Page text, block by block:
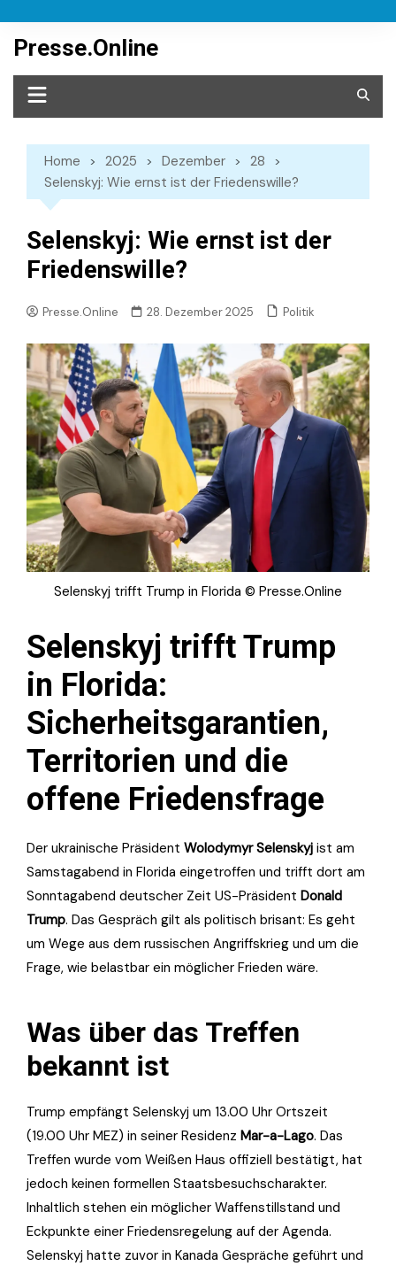
content
Presse.Online
Home 2025 Dezember
28
Selenskyj: Wie ernst ist der Friedenswille?
Selenskyj: Wie ernst ist der
Friedenswille?
Presse.Online 28. Dezember 2025 Politik
Selenskyj trifft Trump in Florida © Presse.Online
Selenskyj trifft Trump
in Florida:
Sicherheitsgarantien,
Territorien und die
offene Friedensfrage
Der ukrainische Präsident Wolodymyr Selenskyj ist am
Samstagabend in Florida eingetroffen und trifft dort am
Sonntagabend deutscher Zeit US-Präsident Donald
Trump. Das Gespräch gilt als politisch brisant: Es geht
um Wege aus dem russischen Angriffskrieg und um die
Frage, wie belastbar ein möglicher Frieden wäre.
Was über das Treffen
bekannt ist
Trump empfängt Selenskyj um 13.00 Uhr Ortszeit
(19.00 Uhr MEZ) in seiner Residenz Mar-a-Lago. Das
Treffen wurde vom Weißen Haus offiziell bestätigt, hat
jedoch keinen formellen Staatsbesuchscharakter.
Inhaltlich stehen ein möglicher Waffenstillstand und
Eckpunkte einer Friedensregelung auf der Agenda.
Selenskyj hatte zuvor in Kanada Gespräche geführt und